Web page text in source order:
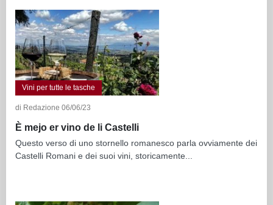
Vini per tutte le tasche
di Redazione 06/06/23
È mejo er vino de li Castelli
Questo verso di uno stornello romanesco parla ovviamente dei
Castelli Romani e dei suoi vini, storicamente...